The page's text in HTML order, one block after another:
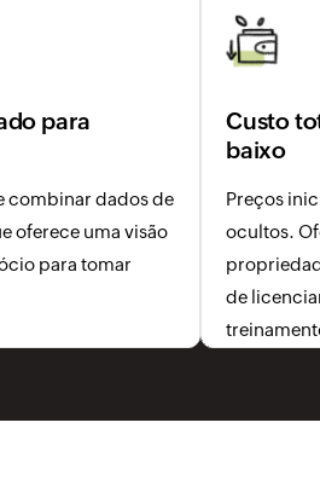
para
combinar dados de
oferece uma visão
para tomar
Custo
baixo
Preços
ocultos.
de